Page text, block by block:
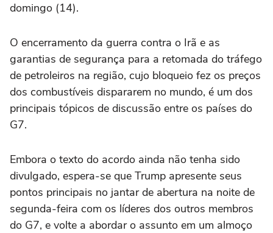
domingo (14).
O encerramento da guerra contra o Irã e as
garantias de segurança para a retomada do tráfego
de petroleiros na região, cujo bloqueio fez os preços
dos combustíveis dispararem no mundo, é um dos
principais tópicos de discussão entre os países do
G7.
Embora o texto do acordo ainda não tenha sido
divulgado, espera-se que Trump apresente seus
pontos principais no jantar de abertura na noite de
segunda-feira com os líderes dos outros membros
do G7, e volte a abordar o assunto em um almoço